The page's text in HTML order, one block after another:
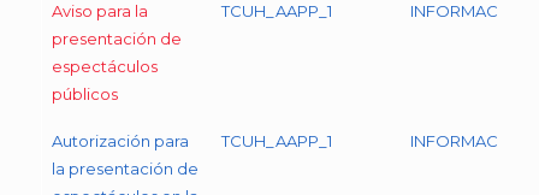
Aviso para la
presentación de
espectáculos
públicos
TCUH_AAPP_1 INFORMACIÓN
Autorización para
la presentación de
TCUH_AAPP_1 INFORMACIÓN